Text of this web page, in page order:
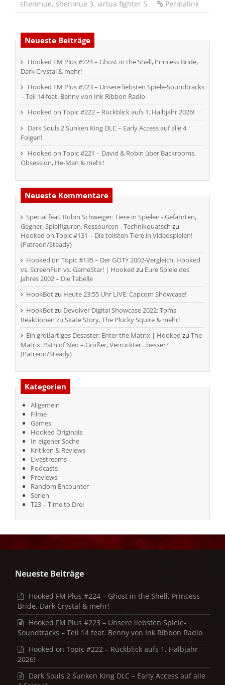
shenmue, shenmue 3, virtua fighter 5 Permalink
Neueste Beiträge
Hooked FM Plus #224 – Ghost in the Shell, Princess Bride,
Dark Crystal & mehr!
Hooked FM Plus #223 – Unsere liebsten Spiele-Soundtracks
– Teil 14 feat. Benny von Ink Ribbon Radio
Hooked on Topic #222 – Rückblick aufs 1. Halbjahr 2026!
Dark Souls 2 Sunken King DLC – Early Access auf alle 4
Folgen!
Hooked on Topic #221 – David & Robin über Backrooms,
Obsession, He-Man & mehr!
Neueste Kommentare
Special feat. Robin Schweiger: Tiere in Spielen - Gefährten,
Gegner, Spielfiguren, Ressourcen - Technikquatsch zu
Hooked on Topic #131 – Die tollsten Tiere in Videospielen!
(Patreon/Steady)
Hooked on Topic #135 – Der GOTY 2002-Vergleich: Hooked
vs. ScreenFun vs. GameStar! | Hooked zu Eure Spiele des
Jahres 2002 – Die Tabelle
HookBotzu Heute 23:55 Uhr LIVE: Capcom Showcase!
HookBotzu Devolver Digital Showcase 2022: Toms
Reaktionen zu Skate Story, The Plucky Squire & mehr!
Ein großartiges Desaster: Enter the Matrix | Hooked zu The
Matrix: Path of Neo – Größer, Verrückter…besser?
(Patreon/Steady)
Kategorien
Allgemein
Filme
Games
Hooked Originals
In eigener Sache
Kritiken & Reviews
Livestreams
Podcasts
Previews
Random Encounter
Serien
T23 – Time to Drei
Neueste Beiträge
Hooked FM Plus #224 – Ghost in the Shell, Princess
Bride, Dark Crystal & mehr!
Hooked FM Plus #223 – Unsere liebsten Spiele-
Soundtracks – Teil 14 feat. Benny von Ink Ribbon Radio
Hooked on Topic #222 – Rückblick aufs 1. Halbjahr
2026!
Dark Souls 2 Sunken King DLC – Early Access auf alle